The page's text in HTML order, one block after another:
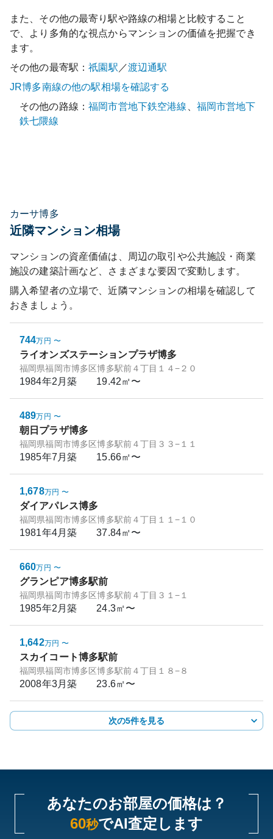
また、その他の最寄り駅や路線の相場と比較すること
で、より多角的な視点からマンションの価値を把握でき
ます。
その他の最寄駅：祇園 駅 ／渡辺通駅
JR博多南線の他の駅相場を確認する
その他の路線：福岡市営地下鉄空港線
福岡市営地下
鉄七隈線
カーサ博多
近隣マンション相場
マンションの資産価値は、周辺の取引や公共施設・商業
施設の建築計画など、さまざまな要因で変動します。
購入希望者の立場で、近隣マンションの相場を確認して
おきましょう。
744万円 〜
ライオンズステーションプラザ博多
福岡県福岡市博多区博多駅前４丁目１４−２０
1984年2月築 19.42㎡〜
489万円 〜
朝日プラザ博多
福岡県福岡市博多区博多駅前４丁目３３−１１
1985年7月築 15.66㎡〜
1,678万円 〜
ダイアパレス博多
福岡県福岡市博多区博多駅前４丁目１１−１０
1981年4月築 37.84㎡〜
660万円 〜
グランピア博多駅前
福岡県福岡市博多区博多駅前４丁目３１−１
1985年2月築 24.3㎡〜
1,642万円 〜
スカイコート博多駅前
福岡県福岡市博多区博多駅前４丁目１８−８
2008年3月築 23.6㎡〜
次の5件を見る
あなたのお部屋の価格は？
60秒でAI査定します